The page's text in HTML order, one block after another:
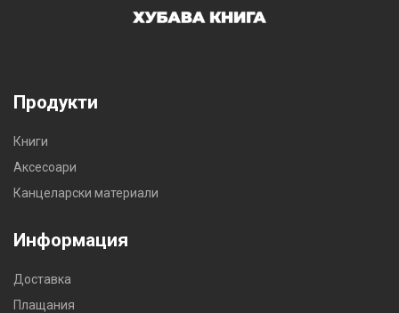
Продукти
Книги
Аксесоари
Канцеларски материали
Информация
Доставка
Плащания